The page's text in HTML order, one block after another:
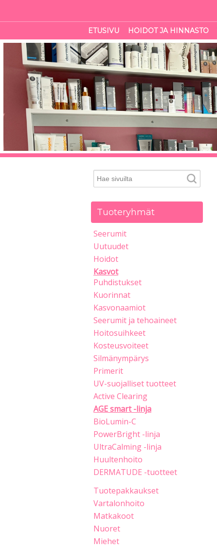
ETUSIVU HOIDOT JA HINNASTO
Tuoteryhmät
Seerumit
Uutuudet
Hoidot
Kasvot
Puhdistukset
Kuorinnat
Kasvonaamiot
Seerumit ja tehoaineet
Hoitosuihkeet
Kosteusvoiteet
Silmänympärys
Primerit
UV-suojalliset tuotteet
Active Clearing
AGE smart -linja
BioLumin-C
PowerBright -linja
UltraCalming -linja
Huultenhoito
DERMATUDE -tuotteet
Tuotepakkaukset
Vartalonhoito
Matkakoot
Nuoret
Miehet